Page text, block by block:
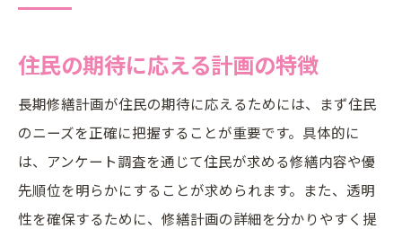
住民の期待に応える計画の特徴
長期修繕計画が住民の期待に応えるためには、まず住民
のニーズを正確に把握することが重要です。具体的に
は、アンケート調査を通じて住民が求める修繕内容や優
先順位を明らかにすることが求められます。また、透明
性を確保するために、修繕計画の詳細を分かりやすく提